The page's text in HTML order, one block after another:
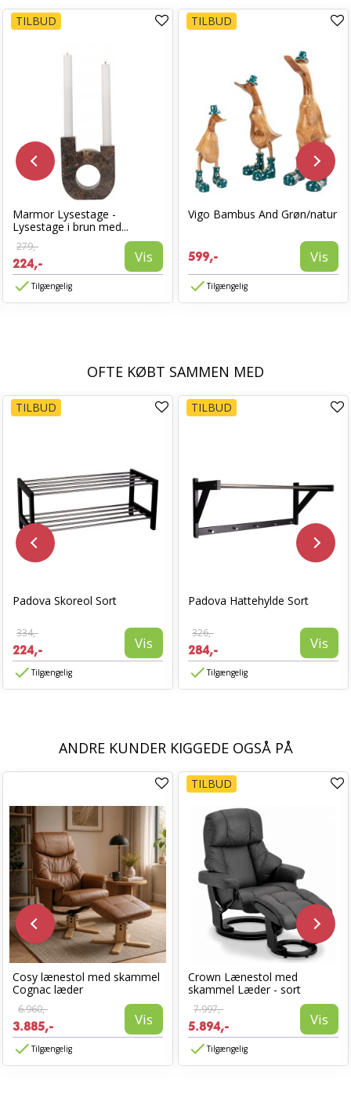
TILBUD
Marmor Lysestage -
Lysestage i brun med...
279,-
224,- Vis
Tilgængelig
TILBUD
Vigo Bambus And Grøn/natur
599,- Vis
Tilgængelig
OFTE KØBT SAMMEN MED
TILBUD
Padova Skoreol Sort
334,-
224,- Vis
Tilgængelig
TILBUD
Padova Hattehylde Sort
326,-
284,- Vis
Tilgængelig
ANDRE KUNDER KIGGEDE OGSÅ PÅ
Cosy lænestol med skammel
Cognac læder
6.960,-
3.885,- Vis
Tilgængelig
TILBUD
Crown Lænestol med
skammel Læder - sort
7.997,-
5.894,- Vis
Tilgængelig